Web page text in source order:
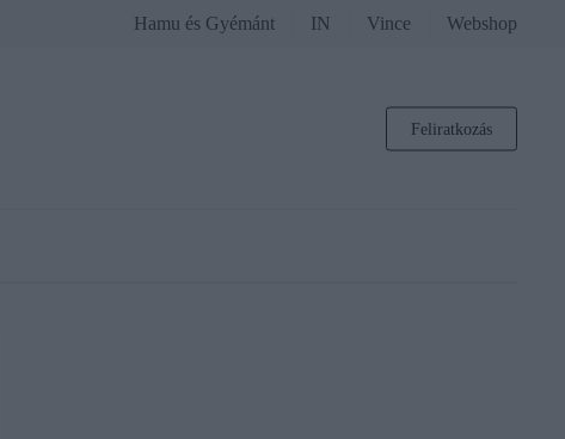
Hamu és Gyémánt IN Vince Webshop
Feliratkozás